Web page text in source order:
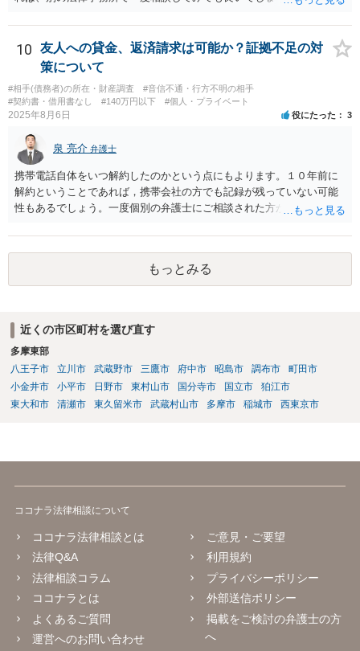
10
友人への貸金、返済請求は可能か？証拠不足の対
策について
#相手(債務者)の所在・財産調査
#音信不通・行方不明の相手
#契約書・借用書なし
#140万円以下 #個人・プライベート
2025年8月6日 役にたった 3
泉 亮介 弁護士
携帯電話自体をいつ解約したのかという点にもよります。１０年前に
解約ということであれば，携帯会社の方でも記録が残っていない可能
性もあるでしょう。一度個別の弁護士にご相談された方が良いかと思
もっとみる
近くの市区町村を選び直す
多摩東部
八王子市
立川市 武蔵野市 三鷹市 府中市 昭島市 調布市
町田市
小金井市
小平市 日野市 東村山市 国分寺市 国立市
狛江市
東大和市
清瀬市 東久留米市 武蔵村山市 多摩市 稲城市 西東京市
ココナラ法律相談について
ココナラ法律相談とは
法律Q&A
法律相談コラム
ココナラとは
よくあるご質問
運営へのお問い合わせ
ご意見・ご要望
利用規約
プライバシーポリシー
外部送信ポリシー
掲載をご検討の弁護士の方
へ